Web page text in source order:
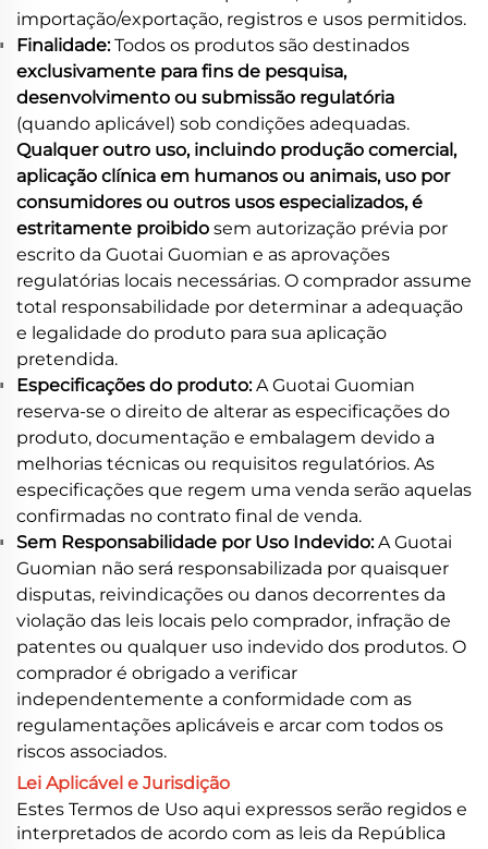
importação/exportação, registros e usos permitidos.
Finalidade:Todos os produtos são destinados
exclusivamente para fins de pesquisa,
desenvolvimento ou submissão regulatória
(quando aplicável) sob condições adequadas.
Qualquer outro uso, incluindo produção comercial,
aplicação clínica em humanos ou animais, uso por
consumidores ou outros usos especializados, é
estritamente proibido sem autorização prévia por
escrito da Guotai Guomian e as aprovações
regulatórias locais necessárias. O comprador assume
total responsabilidade por determinar a adequação
e legalidade do produto para sua aplicação
pretendida.
Especificações do produto:A Guotai Guomian
reserva-se o direito de alterar as especificações do
produto, documentação e embalagem devido a
melhorias técnicas ou requisitos regulatórios. As
especificações que regem uma venda serão aquelas
confirmadas no contrato final de venda.
Sem Responsabilidade por Uso Indevido:A Guotai
Guomian não será responsabilizada por quaisquer
disputas, reivindicações ou danos decorrentes da
violação das leis locais pelo comprador, infração de
patentes ou qualquer uso indevido dos produtos. O
comprador é obrigado a verificar
independentemente a conformidade com as
regulamentações aplicáveis e arcar com todos os
riscos associados.
Lei Aplicável e Jurisdição
Estes Termos de Uso aqui expressos serão regidos e
interpretados de acordo com as leis da República